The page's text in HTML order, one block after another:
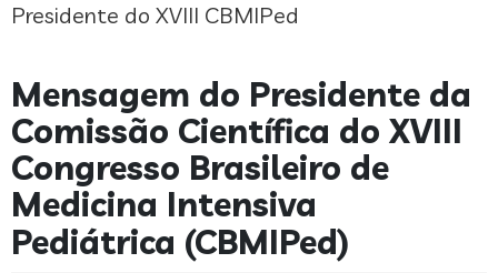
Presidente do XVIII CBMIPed
Mensagem do Presidente da
Comissão Científica do XVIII
Congresso Brasileiro de
Medicina Intensiva
Pediátrica (CBMIPed)